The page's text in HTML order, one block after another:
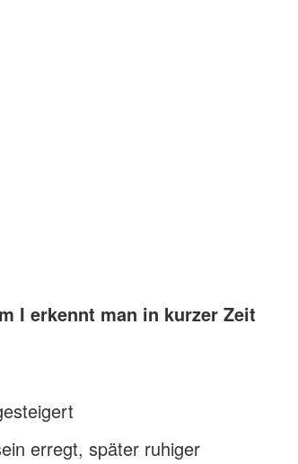
I erkennt man in kurzer Zeit
erregt, später ruhiger